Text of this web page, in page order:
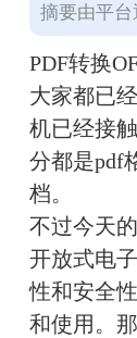
摘要由平
PDF转换
大家都已
机已经接
分都是pdf
档。
不过今天
开放式电
性和安全
和使用。